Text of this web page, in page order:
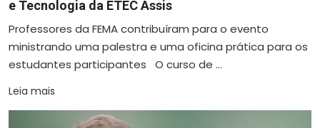
e Tecnologia da ETEC Assis
Professores da FEMA contribuíram para o evento
ministrando uma palestra e uma oficina prática para os
estudantes participantes O curso de ...
Leia mais